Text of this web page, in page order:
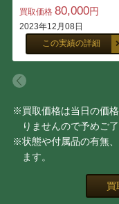
買取価格 80,000円
2023年12月08日
この実績の詳細
※買取価格は当日の価
りませんので予めご了
※状態や付属品の有無
ます。
買